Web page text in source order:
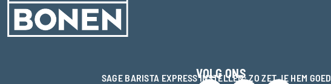
SAGE BARISTA EXPRESS INSTELLEN: ZO ZET JE HEM GOED
VOLG ONS